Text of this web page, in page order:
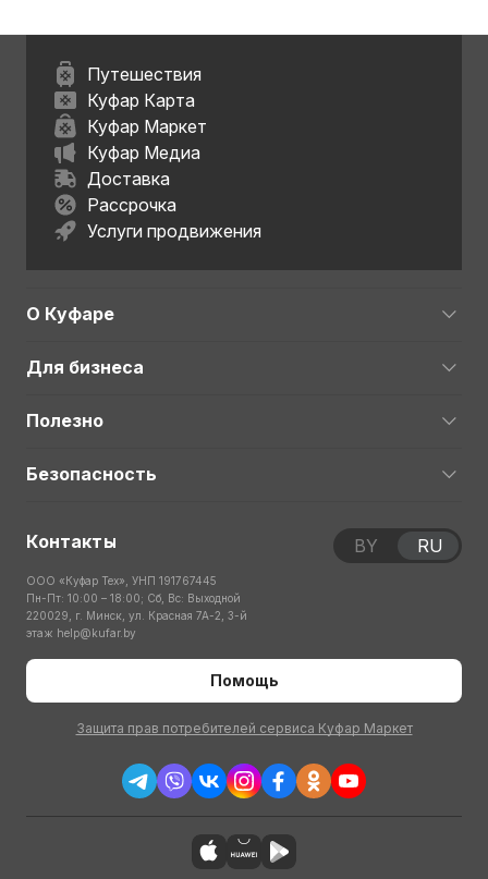
Путешествия
Куфар Карта
Куфар Маркет
Куфар Медиа
Доставка
Рассрочка
Услуги продвижения
О Куфаре
Для бизнеса
Полезно
Безопасность
Контакты
ООО «Куфар Тех», УНП 191767445
Пн-Пт: 10:00 – 18:00; Сб, Вс: Выходной
220029, г. Минск, ул. Красная 7А-2, 3-й
этаж help@kufar.by
Помощь
Защита прав потребителей сервиса Куфар Маркет
BY RU